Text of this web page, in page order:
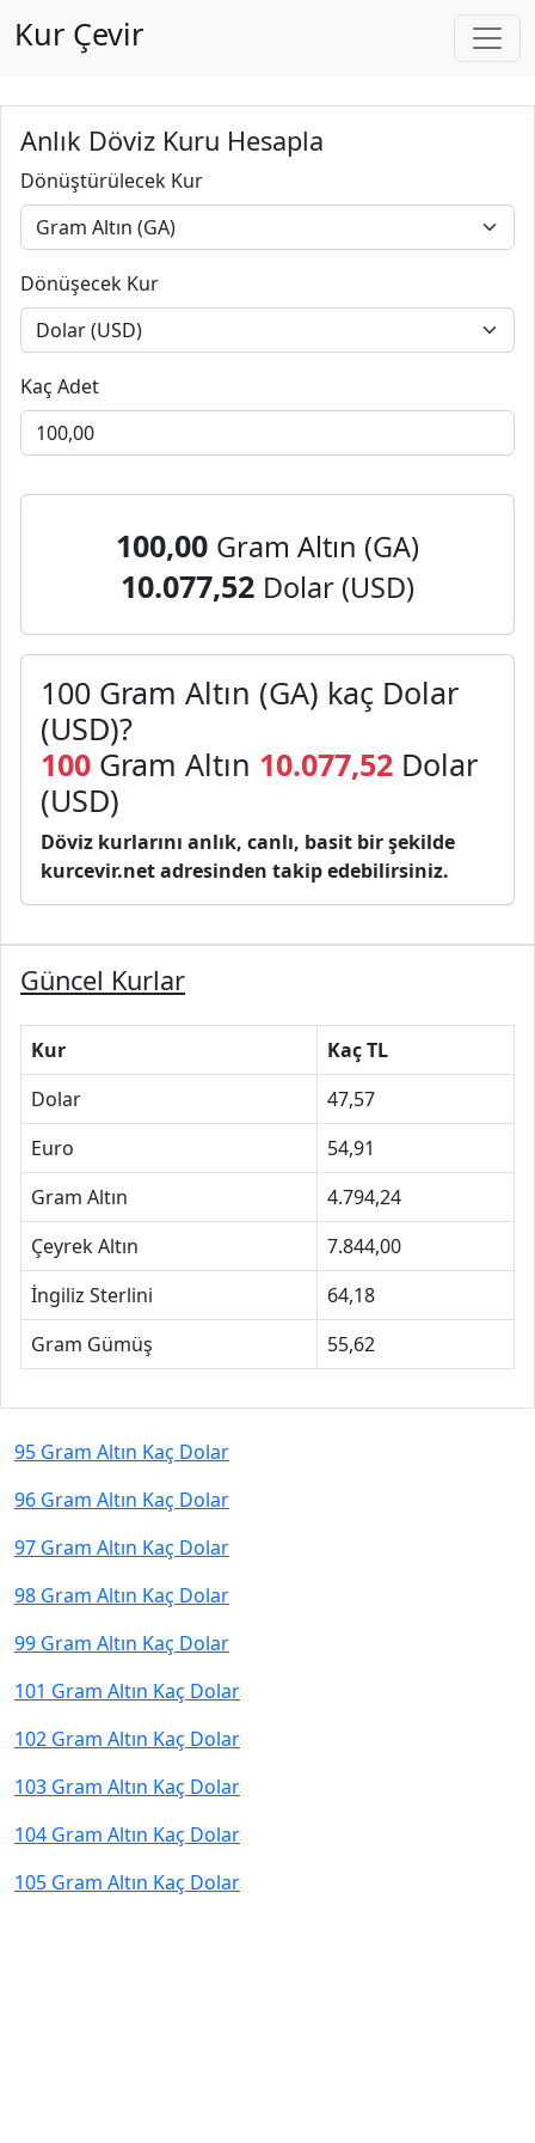
Kur Çevir
Anlık Döviz Kuru Hesapla
Dönüştürülecek Kur
Dönüşecek Kur
Kaç Adet
100,00 Gram Altın (GA)
10.077,52 Dolar (USD)
100 Gram Altın (GA) kaç Dolar
(USD)?
100 Gram Altın 10.077,52 Dolar
(USD)
Döviz kurlarını anlık, canlı, basit bir şekilde
kurcevir.net adresinden takip edebilirsiniz.
Güncel Kurlar
Kur
Kaç TL
Dolar
47,57
Euro
54,91
Gram Altın
4.794,24
Çeyrek Altın
7.844,00
İngiliz Sterlini
64,18
Gram Gümüş
55,62
95 Gram Altın Kaç Dolar
96 Gram Altın Kaç Dolar
97 Gram Altın Kaç Dolar
98 Gram Altın Kaç Dolar
99 Gram Altın Kaç Dolar
101 Gram Altın Kaç Dolar
102 Gram Altın Kaç Dolar
103 Gram Altın Kaç Dolar
104 Gram Altın Kaç Dolar
105 Gram Altın Kaç Dolar